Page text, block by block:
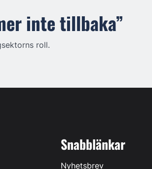
inte tillbaka”
roll.
Snabblänkar
Nyhetsbrev